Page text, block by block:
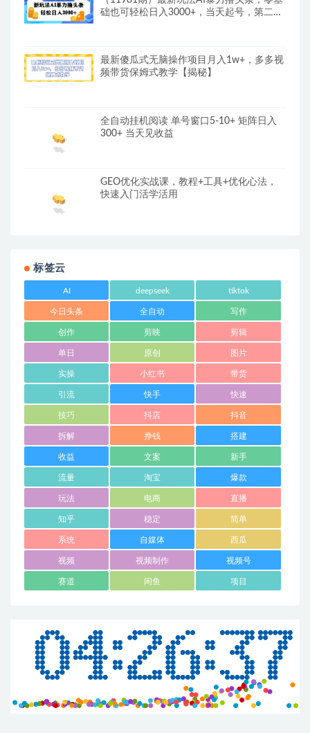
础也可轻松日入3000+，当天起号，第二天
最新傻瓜式无脑操作项目月入1w+，多多视
频带货保姆式教学【揭秘】
全自动挂机阅读 单号窗口5-10+ 矩阵日入
300+ 当天见收益
GEO优化实战课，教程+工具+优化心法，
快速入门活学活用
标签云
AI deepseek tiktok
今日头条 全自动 写作
创作 剪映 剪辑
单日 原创 图片
实操 小红书 带货
引流 快手 快速
技巧 抖店 抖音
拆解 挣钱 搭建
收益 文案 新手
流量 淘宝 爆款
玩法 电商 直播
知乎 稳定 简单
系统 自媒体 西瓜
视频 视频制作 视频号
赛道 闲鱼 项目